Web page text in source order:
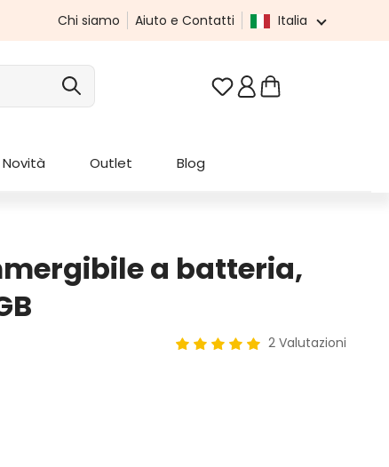
Chi siamo Aiuto e Contatti Italia
Hai 0 articoli nella
Novità Outlet Blog
a batteria,
2 Valutazioni